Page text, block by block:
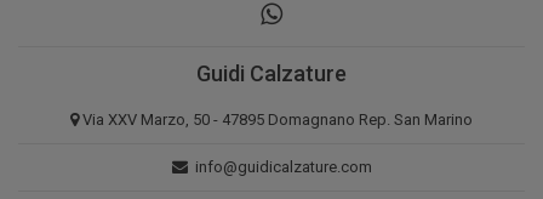
Guidi Calzature
Via XXV Marzo, 50 - 47895 Domagnano Rep. San Marino
info@guidicalzature.com